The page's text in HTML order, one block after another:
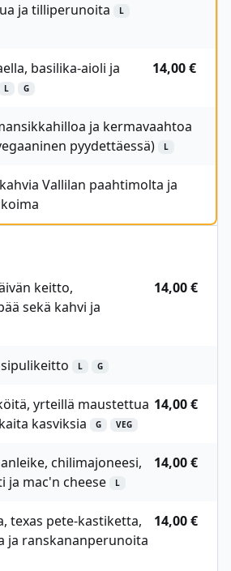
ja tilliperunoita
L
basilika-aioli ja
L G
14,00 €
ja kermavaahtoa
pyydettäessä)
L
Vallilan paahtimolta ja
keitto,
sekä kahvi ja
14,00 €
L G
yrteillä maustettua
kasviksia
G VEG
14,00 €
chilimajoneesi,
ja mac'n cheese
L
14,00 €
texas pete-kastiketta,
ja ranskananperunoita
14,00 €